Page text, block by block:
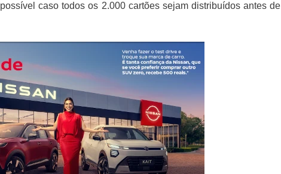
possível caso todos os 2.000 cartões sejam distribuídos antes de